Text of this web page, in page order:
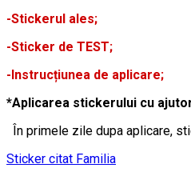
-Stickerul ales;
-Sticker de TEST;
-Instrucțiunea de aplicare;
*Aplicarea stickerului cu
În primele zile dupa aplicare,
Sticker citat Familia